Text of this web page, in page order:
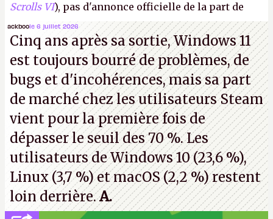
Scrolls VI), pas d'annonce officielle de la part de
Microsoft, mais le syndicat des employés confirme
de nombreux licenciements.A.
ackboole 6 juillet 2026
Cinq ans après sa sortie, Windows 11
est toujours bourré de problèmes, de
bugs et d'incohérences, mais sa part
de marché chez les utilisateurs Steam
vient pour la première fois de
dépasser le seuil des 70 %. Les
utilisateurs de Windows 10 (23,6 %),
Linux (3,7 %) et macOS (2,2 %) restent
loin derrière.A.